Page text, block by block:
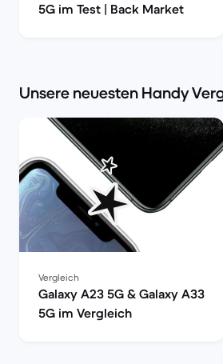
5G im Test | Back Market
Unsere neuesten Handy
Vergleich
Galaxy A23 5G & Galaxy A33
5G im Vergleich